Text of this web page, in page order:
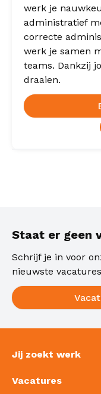
werk je
administratief
correcte
werk je samen
teams. Dankzij
draaien.
Staat er geen
Schrijf je in voor
nieuwste
Jij zoekt werk
Vacatures